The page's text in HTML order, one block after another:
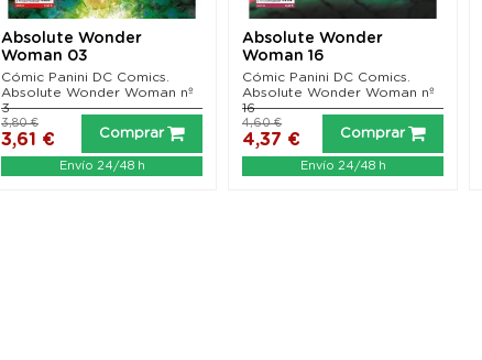
Absolute Wonder
Woman 03
Cómic Panini DC Comics.
Absolute Wonder Woman nº
3
3,61 €
3,80 €
Comprar
Envío 24/48 h
Absolute Wonder
Woman 16
Cómic Panini DC Comics.
Absolute Wonder Woman nº
16
4,37 €
4,60 €
Comprar
Envío 24/48 h